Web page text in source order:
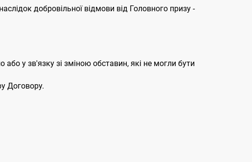
добровільної відмови від Головного призу -
у зв'язку зі зміною обставин, які не могли бути
Договору.